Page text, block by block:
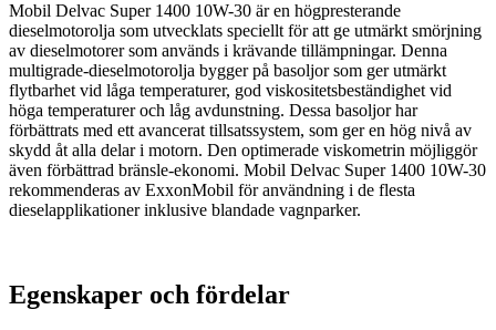
Mobil Delvac Super 1400 10W-30 är en högpresterande
dieselmotorolja som utvecklats speciellt för att ge utmärkt smörjning
av dieselmotorer som används i krävande tillämpningar. Denna
multigrade-dieselmotorolja bygger på basoljor som ger utmärkt
flytbarhet vid låga temperaturer, god viskositetsbeständighet vid
höga temperaturer och låg avdunstning. Dessa basoljor har
förbättrats med ett avancerat tillsatssystem, som ger en hög nivå av
skydd åt alla delar i motorn. Den optimerade viskometrin möjliggör
även förbättrad bränsle-ekonomi. Mobil Delvac Super 1400 10W-30
rekommenderas av ExxonMobil för användning i de flesta
dieselapplikationer inklusive blandade vagnparker.
Egenskaper och fördelar